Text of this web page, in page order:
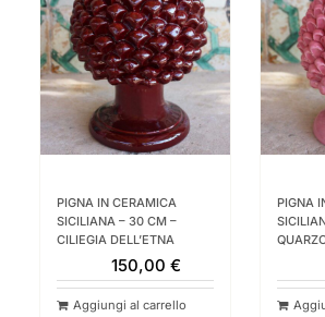
PIGNA IN CERAMICA
SICILIANA – 30 CM –
CILIEGIA DELL’ETNA
150,00€
Aggiungi al carrello
PIGNA